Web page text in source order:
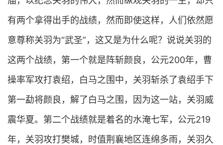
有两个拿得出手的战绩，然而即使这样，人们依然愿
意尊称关羽为“武圣”，这又是为什么呢？说说关羽的
这两个战绩，第一个就是阵斩颜良，公元200年，曹
操率军攻打袁绍，白马之围中，关羽斩杀了袁绍手下
第一勐将颜良，解了白马之围，因为这一站，关羽威
震华夏。第二个战绩就是着名的水淹七军，公元219
年，关羽攻打樊城，时值荆襄地区连绵多雨，关羽久